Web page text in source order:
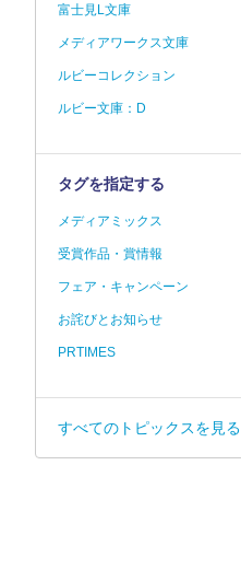
富士見L文庫
メディアワークス文庫
ルビーコレクション
ルビー文庫：D
タグを指定する
メディアミックス
受賞作品・賞情報
フェア・キャンペーン
お詫びとお知らせ
PRTIMES
すべてのトピックスを見る